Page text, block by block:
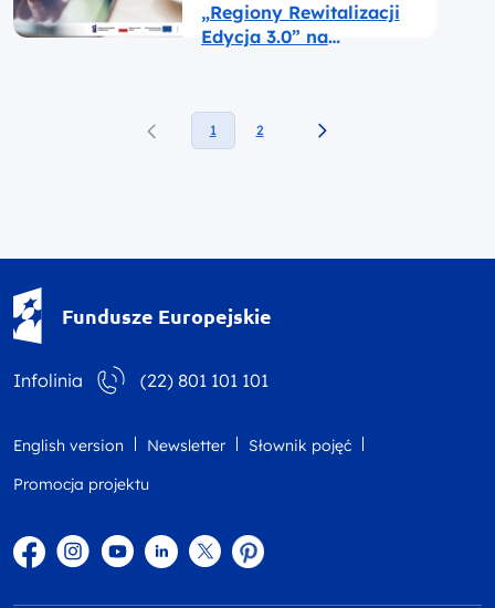
„Regiony Rewitalizacji
Edycja 3.0” na
1 2
Fundusze Europejskie
Infolinia (22) 801 101 101
English version Newsletter
Słownik pojęć
Promocja projektu
FacebookInstagram
YouTubeLinkedintwitterPinterest